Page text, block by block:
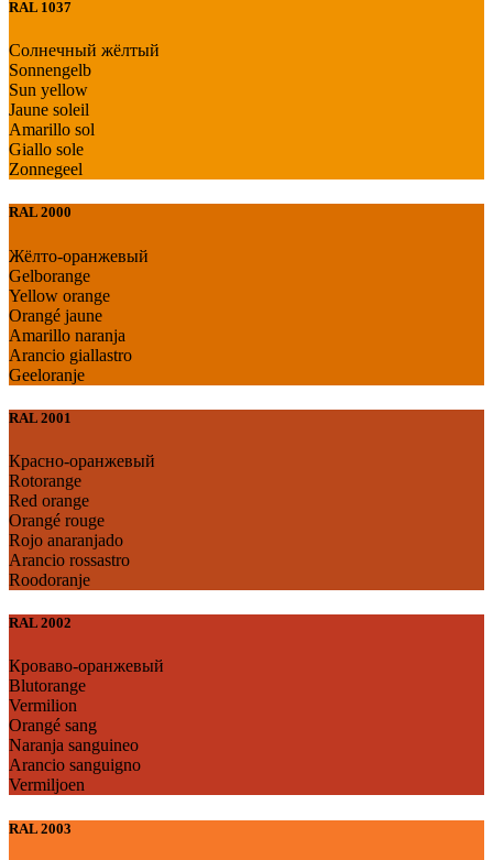
RAL 1037
Солнечный жёлтый
Sonnengelb
Sun yellow
Jaune soleil
Amarillo sol
Giallo sole
Zonnegeel
RAL 2000
Жёлто-оранжевый
Gelborange
Yellow orange
Orangé jaune
Amarillo naranja
Arancio giallastro
Geeloranje
RAL 2001
Красно-оранжевый
Rotorange
Red orange
Orangé rouge
Rojo anaranjado
Arancio rossastro
Roodoranje
RAL 2002
Кроваво-оранжевый
Blutorange
Vermilion
Orangé sang
Naranja sanguineo
Arancio sanguigno
Vermiljoen
RAL 2003